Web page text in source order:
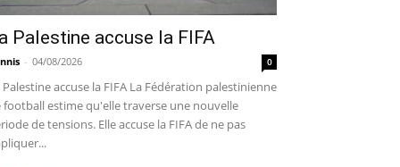
Palestine accuse la FIFA
- 04/08/2026 0
Palestine accuse la FIFA La Fédération palestinienne
football estime qu'elle traverse une nouvelle
de tensions. Elle accuse la FIFA de ne pas